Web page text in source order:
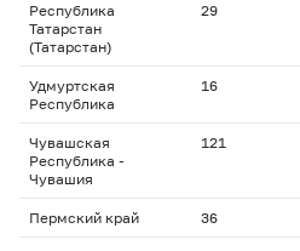
Республика
Татарстан
(Татарстан)
29
Удмуртская
Республика
16
Чувашская
Республика -
Чувашия
121
Пермский край 36